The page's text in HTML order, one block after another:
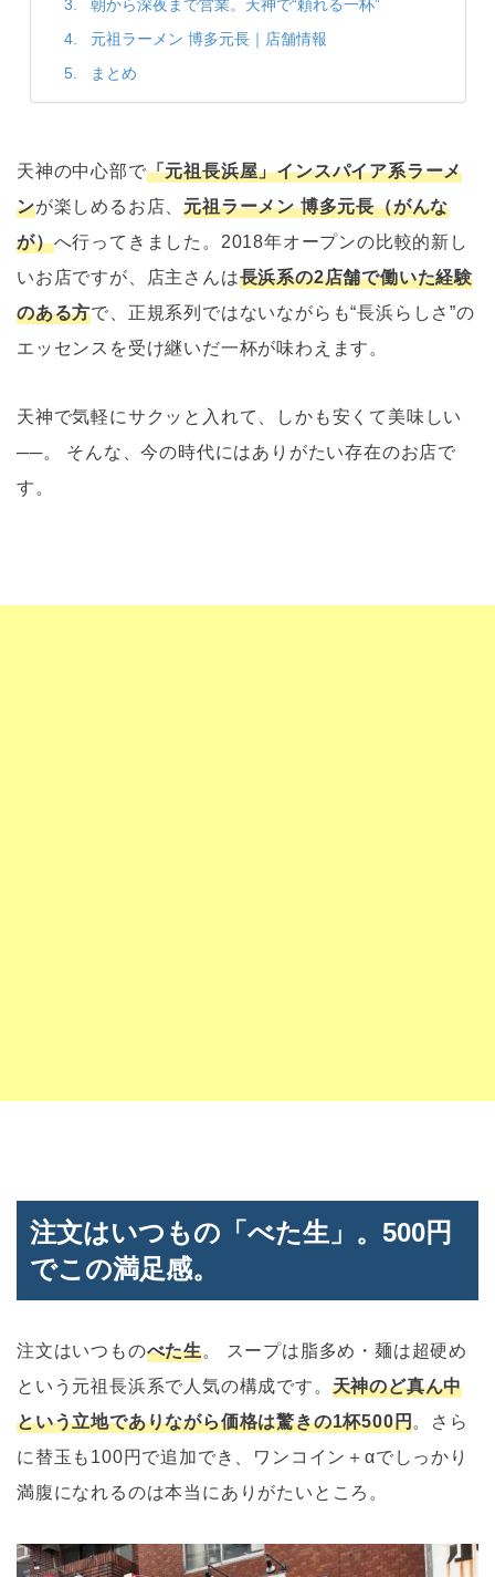
朝から深夜まで営業。天神で“頼れる一杯”
元祖ラーメン 博多元長｜店舗情報
まとめ
天神の中心部で「元祖長浜屋」インスパイア系ラーメ
ンが楽しめるお店、元祖ラーメン 博多元長（がんな
が）へ行ってきました。2018年オープンの比較的新し
いお店ですが、店主さんは長浜系の2店舗で働いた経験
のある方で、正規系列ではないながらも“長浜らしさ”の
エッセンスを受け継いだ一杯が味わえます。
天神で気軽にサクッと入れて、しかも安くて美味しい
──。 そんな、今の時代にはありがたい存在のお店で
す。
注文はいつもの「べた生」。500円
でこの満足感。
注文はいつものべた生。 スープは脂多め・麺は超硬め
という元祖長浜系で人気の構成です。 天神のど真ん中
という立地でありながら価格は驚きの1杯500円。さら
に替玉も100円で追加でき、ワンコイン＋αでしっかり
満腹になれるのは本当にありがたいところ。